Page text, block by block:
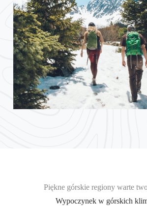
Piękne górskie regiony warte
Wypoczynek w górskich